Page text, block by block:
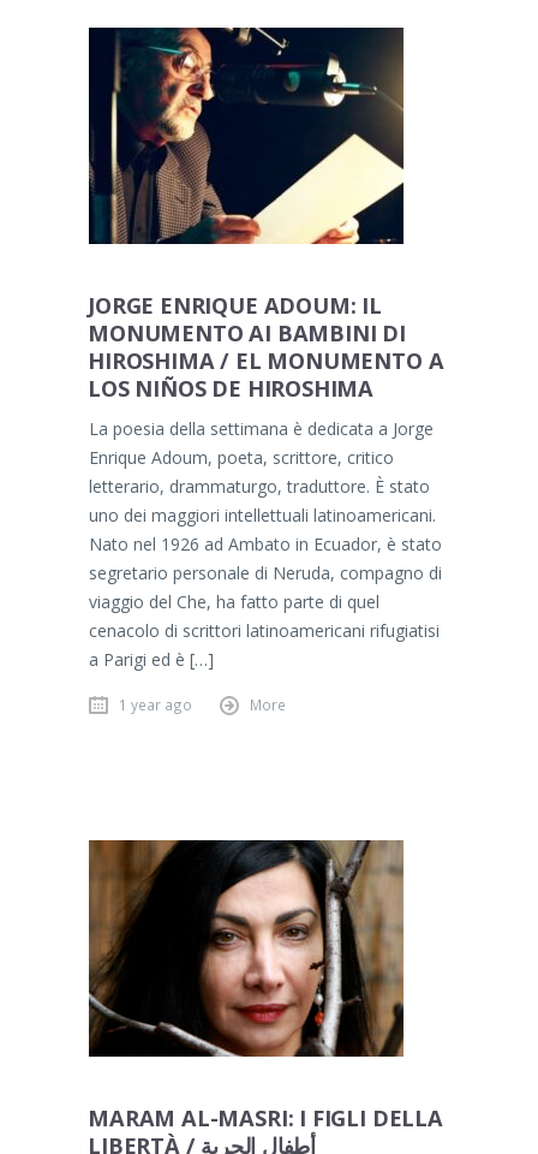
JORGE ENRIQUE ADOUM: IL
MONUMENTO AI BAMBINI DI
HIROSHIMA / EL MONUMENTO A
LOS NIÑOS DE HIROSHIMA
La poesia della settimana è dedicata a Jorge
Enrique Adoum, poeta, scrittore, critico
letterario, drammaturgo, traduttore. È stato
uno dei maggiori intellettuali latinoamericani.
Nato nel 1926 ad Ambato in Ecuador, è stato
segretario personale di Neruda, compagno di
viaggio del Che, ha fatto parte di quel
cenacolo di scrittori latinoamericani rifugiatisi
a Parigi ed è […]
1 year ago More
MARAM AL-MASRI: I FIGLI DELLA
LIBERTÀ / أطفال الحرية